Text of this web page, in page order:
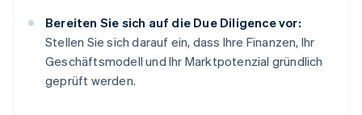
Bereiten Sie sich auf die Due Diligence vor:
Stellen Sie sich darauf ein, dass Ihre Finanzen, Ihr
Geschäftsmodell und Ihr Marktpotenzial gründlich
geprüft werden.